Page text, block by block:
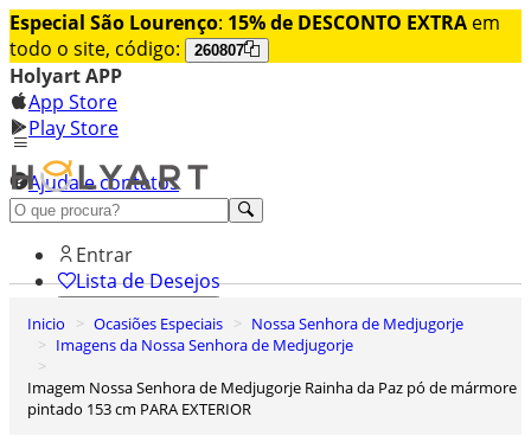
Especial São Lourenço: 15% de DESCONTO EXTRA em
todo o site, código:
260807
Holyart APP
App Store
Play Store
Ajuda e contatos
Conheça premium
Entrar
Lista de Desejos
0
Carrinho de Compras
Inicio Ocasiões Especiais
Nossa Senhora de Medjugorje
Imagens da Nossa Senhora de Medjugorje
Imagem Nossa Senhora de Medjugorje Rainha da Paz pó de mármore
pintado 153 cm PARA EXTERIOR